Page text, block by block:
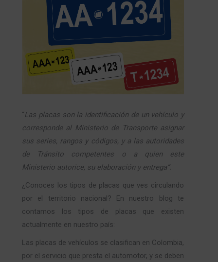
“Las placas son la identificación de un vehículo y
corresponde al Ministerio de Transporte asignar
sus series, rangos y códigos, y a las autoridades
de Tránsito competentes o a quien este
Ministerio autorice, su elaboración y entrega”.
¿Conoces los tipos de placas que ves circulando
por el territorio nacional? En nuestro blog te
contamos los tipos de placas que existen
actualmente en nuestro país:
Las placas de vehículos se clasifican en Colombia,
por el servicio que presta el automotor, y se deben